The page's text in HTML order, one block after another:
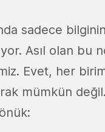
sadece
Asıl olan bu
Evet, her
mümkün